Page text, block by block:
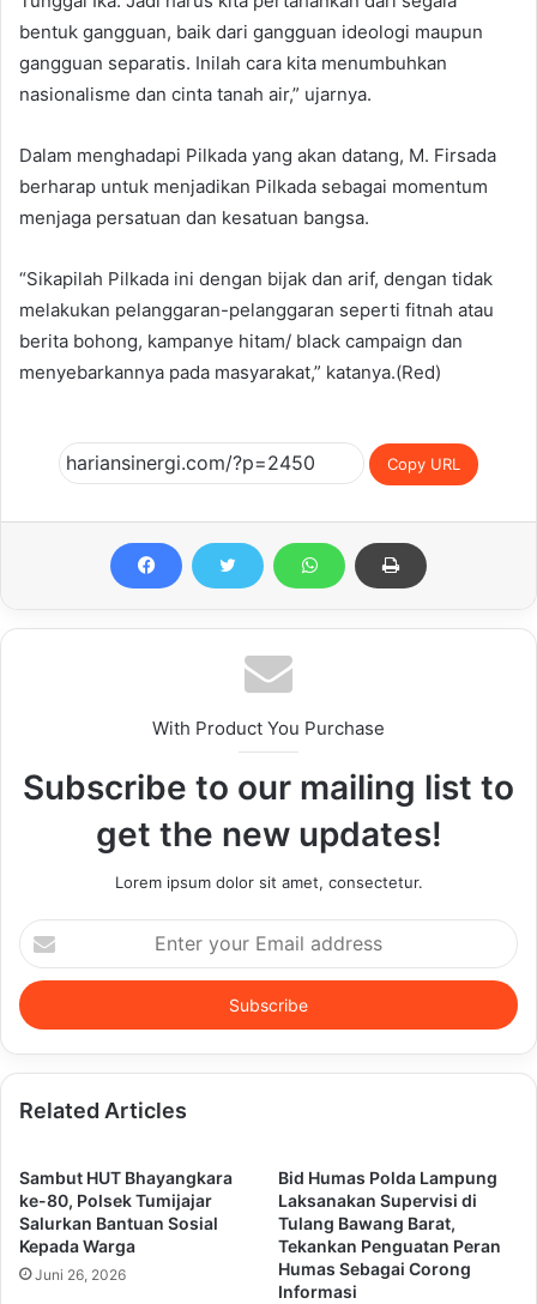
bentuk gangguan, baik dari gangguan ideologi maupun
gangguan separatis. Inilah cara kita menumbuhkan
nasionalisme dan cinta tanah air,” ujarnya.
Dalam menghadapi Pilkada yang akan datang, M. Firsada
berharap untuk menjadikan Pilkada sebagai momentum
menjaga persatuan dan kesatuan bangsa.
“Sikapilah Pilkada ini dengan bijak dan arif, dengan tidak
melakukan pelanggaran-pelanggaran seperti fitnah atau
berita bohong, kampanye hitam/ black campaign dan
menyebarkannya pada masyarakat,” katanya.(Red)
Copy URL
With Product You Purchase
Subscribe to our mailing list to
get the new updates!
Lorem ipsum dolor sit amet, consectetur.
Enter
your
Email
address
Related Articles
Sambut HUT Bhayangkara
ke-80, Polsek Tumijajar
Salurkan Bantuan Sosial
Kepada Warga
Juni 26, 2026
Bid Humas Polda Lampung
Laksanakan Supervisi di
Tulang Bawang Barat,
Tekankan Penguatan Peran
Humas Sebagai Corong
Informasi